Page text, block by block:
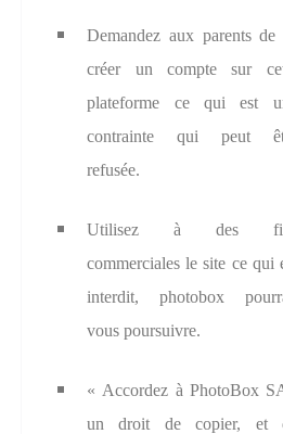
Demandez aux parents de
créer un compte sur
plateforme ce qui est
contrainte qui peut
refusée.
Utilisez à des
commerciales le site ce qui
interdit, photobox
vous poursuivre.
« Accordez à PhotoBox
un droit de copier, et